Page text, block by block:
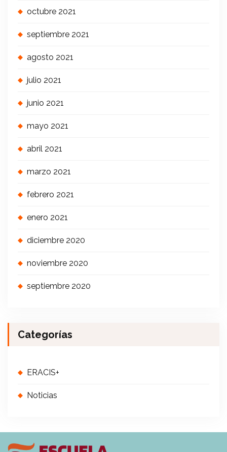
octubre 2021
septiembre 2021
agosto 2021
julio 2021
junio 2021
mayo 2021
abril 2021
marzo 2021
febrero 2021
enero 2021
diciembre 2020
noviembre 2020
septiembre 2020
Categorías
ERACIS+
Noticias